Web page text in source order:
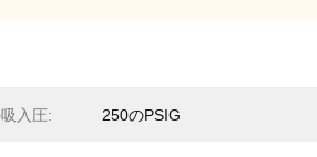
入圧: 250のPSIG